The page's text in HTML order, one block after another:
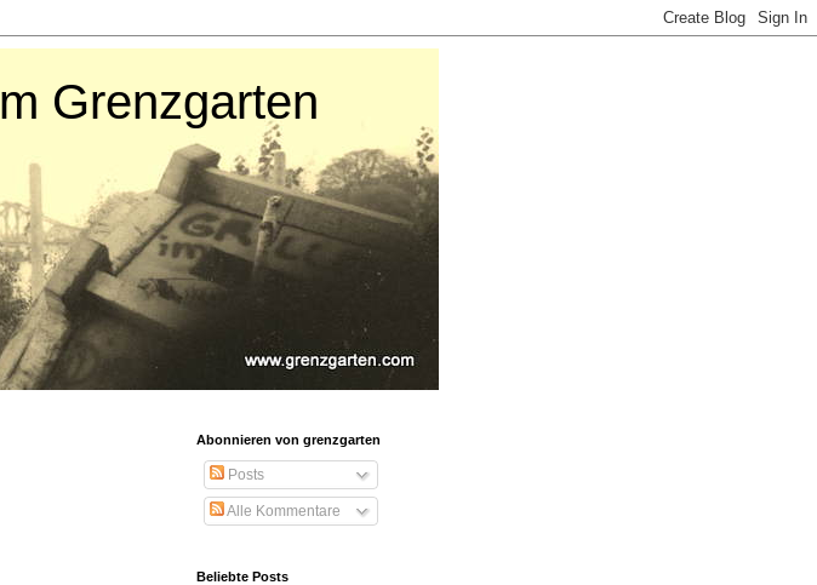
Grenzgarten
Abonnieren von grenzgarten
Posts
Alle Kommentare
Beliebte Posts